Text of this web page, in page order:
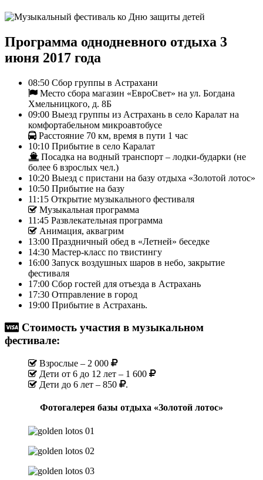
Программа однодневного отдыха 3
июня 2017 года
08:50 Сбор группы в Астрахани
Место сбора магазин «ЕвроСвет» на ул. Богдана
Хмельницкого, д. 8Б
09:00 Выезд группы из Астрахань в село Каралат на
комфортабельном микроавтобусе
Расстояние 70 км, время в пути 1 час
10:10 Прибытие в село Каралат
Посадка на водный транспорт – лодки-бударки (не
более 6 взрослых чел.)
10:20 Выезд с пристани на базу отдыха «Золотой лотос»
10:50 Прибытие на базу
11:15 Открытие музыкального фестиваля
Музыкальная программа
11:45 Развлекательная программа
Анимация, аквагрим
13:00 Праздничный обед в «Летней» беседке
14:30 Мастер-класс по твистингу
16:00 Запуск воздушных шаров в небо, закрытие
фестиваля
17:00 Сбор гостей для отъезда в Астрахань
17:30 Отправление в город
19:00 Прибытие в Астрахань.
Стоимость участия в музыкальном
фестивале:
Взрослые – 2 000
Дети от 6 до 12 лет – 1 600
Дети до 6 лет – 850
.
Фотогалерея базы отдыха «Золотой лотос»